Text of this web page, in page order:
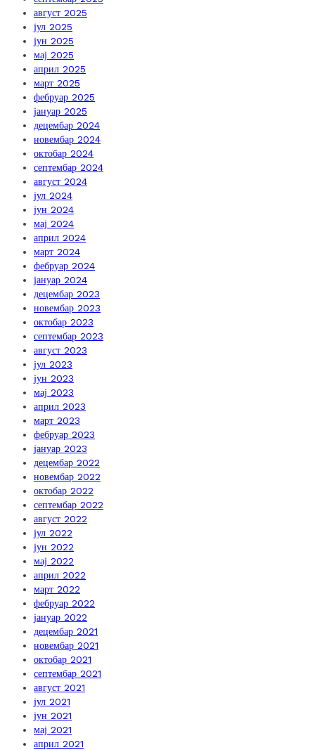
август 2025
јул 2025
јун 2025
мај 2025
април 2025
март 2025
фебруар 2025
јануар 2025
децембар 2024
новембар 2024
октобар 2024
септембар 2024
август 2024
јул 2024
јун 2024
мај 2024
април 2024
март 2024
фебруар 2024
јануар 2024
децембар 2023
новембар 2023
октобар 2023
септембар 2023
август 2023
јул 2023
јун 2023
мај 2023
април 2023
март 2023
фебруар 2023
јануар 2023
децембар 2022
новембар 2022
октобар 2022
септембар 2022
август 2022
јул 2022
јун 2022
мај 2022
април 2022
март 2022
фебруар 2022
јануар 2022
децембар 2021
новембар 2021
октобар 2021
септембар 2021
август 2021
јул 2021
јун 2021
мај 2021
април 2021